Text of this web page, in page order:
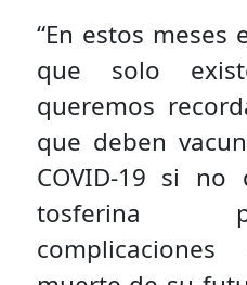
“En estos meses
que solo
queremos
que deben
COVID-19 si
tosferina